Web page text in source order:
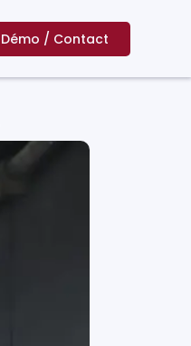
Démo / Contact